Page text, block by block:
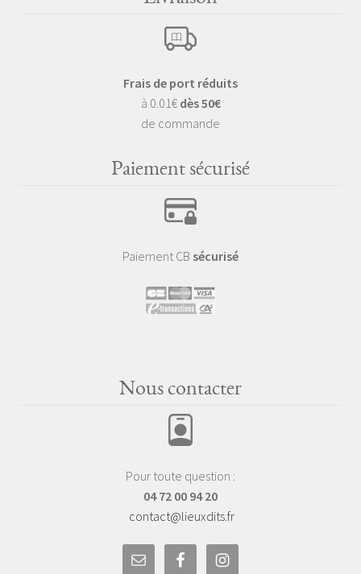
Frais de port réduits
à 0.01€ dès 50€
de commande
Paiement sécurisé
Paiement CB sécurisé
Nous contacter
Pour toute question :
04 72 00 94 20
contact@lieuxdits.fr